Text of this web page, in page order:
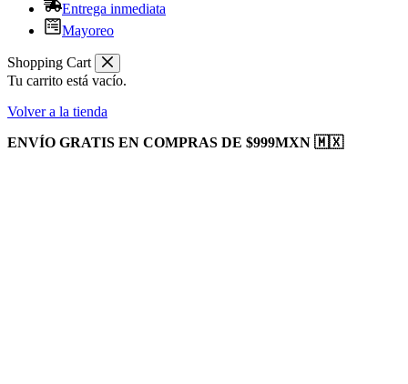
Entrega inmediata
Mayoreo
Shopping Cart
Tu carrito está vacío.
Volver a la tienda
ENVÍO GRATIS EN COMPRAS DE $999MXN 🇲🇽